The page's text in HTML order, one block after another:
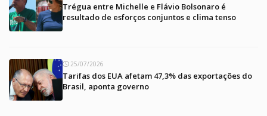
Trégua entre Michelle e Flávio Bolsonaro é
resultado de esforços conjuntos e clima tenso
25/07/2026
Tarifas dos EUA afetam 47,3% das exportações do
Brasil, aponta governo